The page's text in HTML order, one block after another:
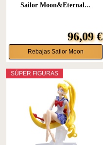
Sailor Moon&Eternal...
96,09 €
Rebajas Sailor Moon
SÚPER FIGURAS